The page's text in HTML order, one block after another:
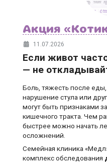
Акция
11.07.2026
Если живот
— не
Боль, тяжесть после
нарушение стула или
могут быть признаками
кишечного тракта. Чем
быстрее можно начать
осложнений.
Семейная клиника
комплекс обследования